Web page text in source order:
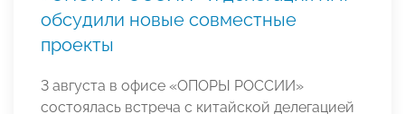
обсудили новые совместные
проекты
3 августа в офисе «ОПОРЫ РОССИИ»
состоялась встреча с китайской делегацией